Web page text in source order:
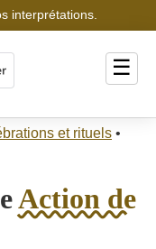
interprétations.
☰
et rituels •
Action de